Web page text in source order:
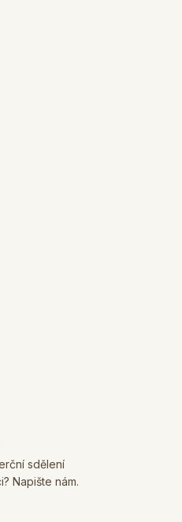
sdělení
Napište nám.